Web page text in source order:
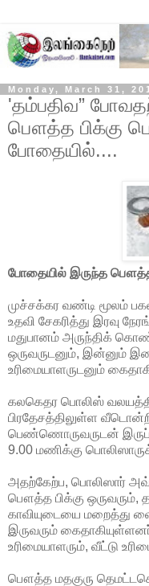
Monday, March 31,
'தம்பதிவ”
பௌத்த பிக்கு
போதையில்....
போதையில் இருந்த பௌத்த
முச்சக்கர வண்டி மூலம்
உதவி சேகரித்து இரவு
மதுபானம் அருந்திக்
ஒருவருடனும், இன்னும்
உரிமையாளருடனும்
கலகெதர பொலிஸ்
பிரதேசத்திலுள்ள
பெண்ணொருவருடன்
9.00 மணிக்கு
அதற்கேற்ப, பொலிஸார்
பௌத்த பிக்கு
காவியுடையை மறைத்து
இருவரும்
உரிமையாளரும், வீட்டு
பௌத்த மதகுரு